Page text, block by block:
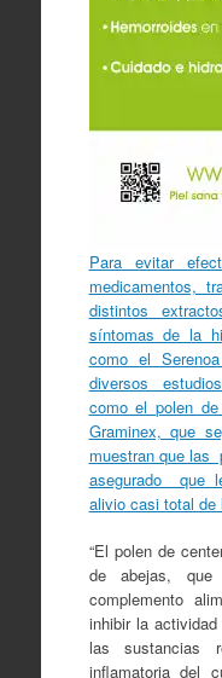
Para evitar
medicamentos,
distintos
síntomas de la
como el
diversos
como el polen
Graminex, que
muestran que las
asegurado que
alivio casi total
“El polen de
de abejas, que
complemento
inhibir la
las sustancias
inflamatoria del